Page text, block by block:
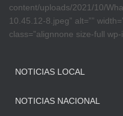
content/uploads/2021/10/
10.45.12-8.jpeg” alt=””
class=”alignnone size-full
NOTICIAS LOCAL
NOTICIAS NACIONAL